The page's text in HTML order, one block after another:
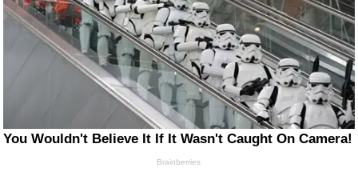
You Wouldn't Believe It If It Wasn't Caught On Camera!
Brainberries